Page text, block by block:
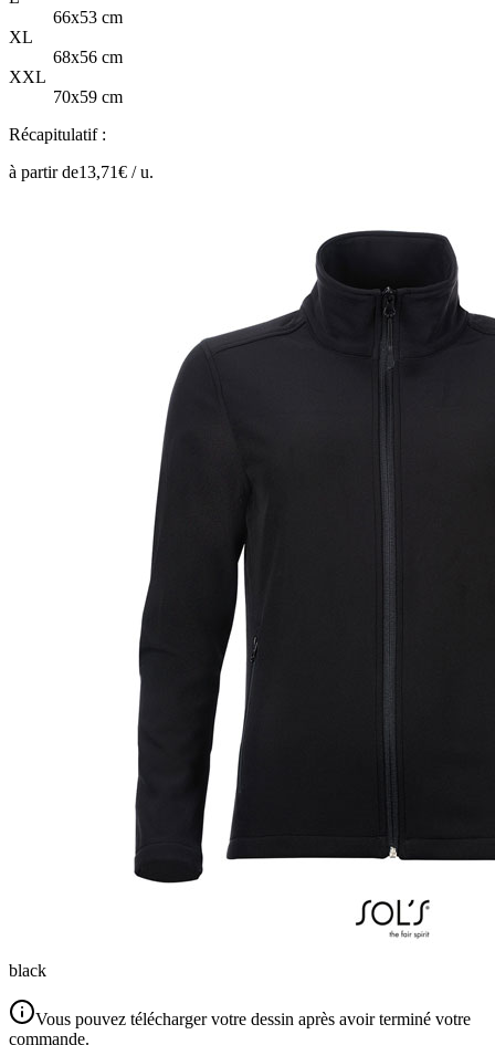
66x53 cm
XL
68x56 cm
XXL
70x59 cm
Récapitulatif :
à partir de13,71€ /u.
black
Vous pouvez télécharger votre dessin après avoir terminé votre
commande.